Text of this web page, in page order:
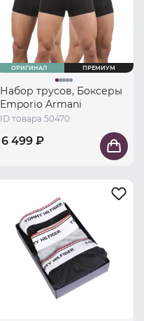
ОРИГИНАЛ ПРЕМИУМ
Набор трусов, Боксеры
Emporio Armani
ID товара 50470
6 499 ₽